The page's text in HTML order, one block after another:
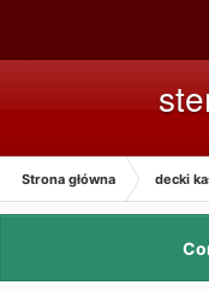
Strona główna decki